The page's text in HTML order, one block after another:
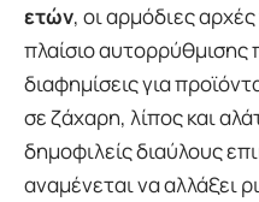
ετών, οι αρμόδιες
πλαίσιο αυτορρύθμισης
διαφημίσεις για
σε ζάχαρη, λίπος και
δημοφιλείς διαύλους
αναμένεται να αλλάξει